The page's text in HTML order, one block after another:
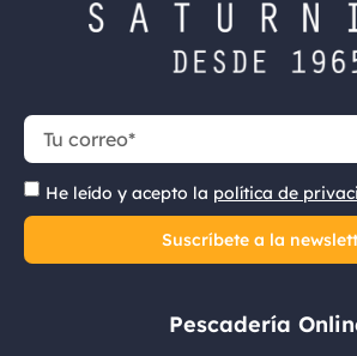
He leído y acepto la política de
Suscríbete a la
Pescadería